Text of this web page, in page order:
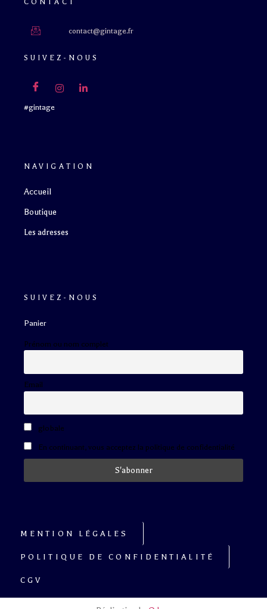
CONTACT
contact@gintage.fr
SUIVEZ-NOUS
#gintage
NAVIGATION
Accueil
Boutique
Les adresses
SUIVEZ-NOUS
Panier
Prénom ou nom complet
Email
globale
En continuant, vous acceptez la politique de confidentialité
MENTION LÉGALES
POLITIQUE DE CONFIDENTIALITÉ
CGV